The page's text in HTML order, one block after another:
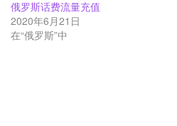
俄罗斯话费流量充值
2020年6月21日
在“俄罗斯”中